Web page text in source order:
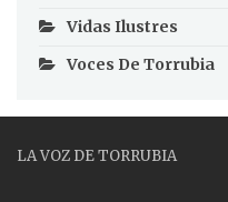
Vidas Ilustres
Voces De Torrubia
LA VOZ DE TORRUBIA